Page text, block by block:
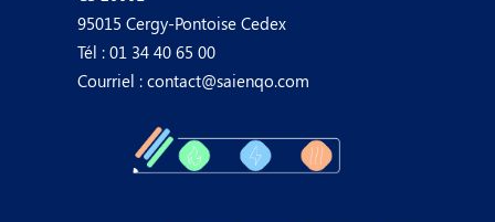
95015 Cergy-Pontoise Cedex
Tél : 01 34 40 65 00
Courriel : contact@saienqo.com